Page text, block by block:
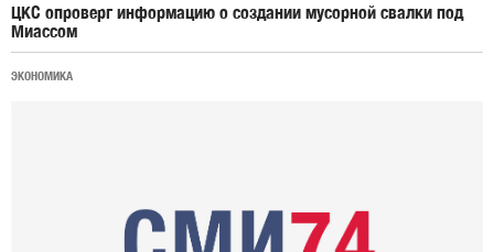
ЦКС опроверг информацию о создании мусорной свалки под
Миассом
ЭКОНОМИКА